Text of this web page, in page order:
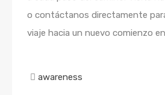
o contáctanos directamente
viaje hacia un nuevo comienzo
awareness